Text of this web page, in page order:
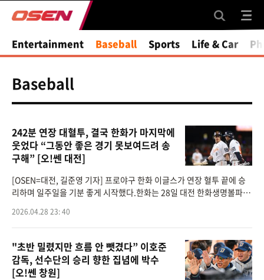
Entertainment Baseball Sports Life & Car
Baseball
242분 연장 대혈투, 결국 한화가 마지막에
웃었다 “그동안 좋은 경기 못보여드려 송
구해” [오!쎈 대전]
[OSEN=대전, 길준영 기자] 프로야구 한화 이글스가 연장 혈투 끝에 승
리하며 일주일을 기분 좋게 시작했다.한화는 28일 대전 한화생명볼파크
에서 7-6 끝내기 승리
2026.04.28 23: 40
"초반 밀렸지만 흐름 안 뺏겼다” 이호준
감독, 선수단의 승리 향한 집념에 박수
[오!쎈 창원]